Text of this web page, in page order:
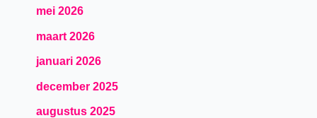
mei 2026
maart 2026
januari 2026
december 2025
augustus 2025